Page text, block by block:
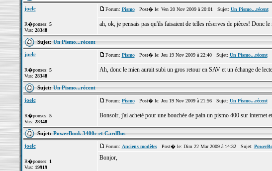
joelc
R�ponses: 5
Vus: 28348
Forum: PismoPost� le: Ven 20 Nov 2009 à 20:01 Sujet: Un Pismo...récent
ah, ok, je pensais pas qu'ils faisaient de telles réserves de pièces! Donc
Sujet:Un Pismo...récent
joelc
R�ponses: 5
Vus: 28348
Forum: PismoPost� le: Jeu 19 Nov 2009 à 22:40 Sujet: Un Pismo...récent
Ah, donc le mien aurait subi un gros retour en SAV et un échange de
Sujet:Un Pismo...récent
joelc
R�ponses: 5
Vus: 28348
Forum: PismoPost� le: Jeu 19 Nov 2009 à 21:56 Sujet: Un Pismo...récent
Bonsoir, j'ai acheté pour une bouchée de pain un pismo 400 sur internet
Sujet:PowerBook 3400c et CardBus
joelc
R�ponses: 1
Vus: 19919
Forum: Anciens modèlesPost� le: Dim 22 Mar 2009 à 14:32 Sujet:
Bonjor,